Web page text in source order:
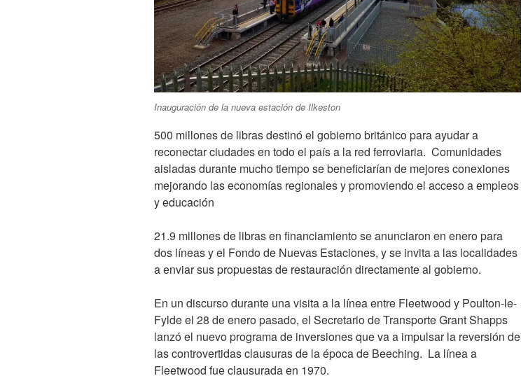
Inauguración de la nueva estación de Ilkeston
500 millones de libras destinó el gobierno británico para ayudar a
reconectar ciudades en todo el país a la red ferroviaria. Comunidades
aisladas durante mucho tiempo se beneficiarían de mejores conexiones
mejorando las economías regionales y promoviendo el acceso a empleos
y educación
21.9 millones de libras en financiamiento se anunciaron en enero para
dos líneas y el Fondo de Nuevas Estaciones, y se invita a las localidades
a enviar sus propuestas de restauración directamente al gobierno.
En un discurso durante una visita a la línea entre Fleetwood y Poulton-le-
Fylde el 28 de enero pasado, el Secretario de Transporte Grant Shapps
lanzó el nuevo programa de inversiones que va a impulsar la reversión de
las controvertidas clausuras de la época de Beeching. La línea a
Fleetwood fue clausurada en 1970.